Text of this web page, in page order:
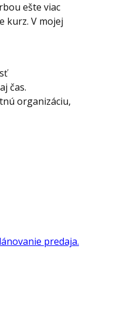
ešte viac
kurz. V mojej
čas.
organizáciu,